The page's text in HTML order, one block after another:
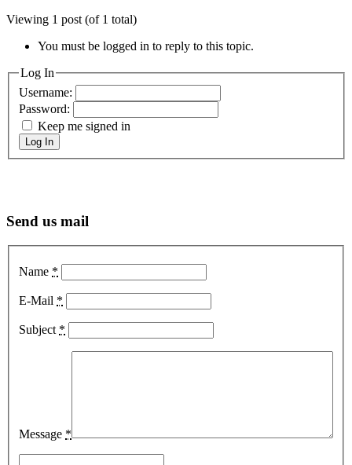
Viewing 1 post (of 1 total)
You must be logged in to reply to this topic.
Log In
Username:
Password:
Keep me signed in
Log In
Send us mail
Name *
E-Mail *
Subject *
Message *